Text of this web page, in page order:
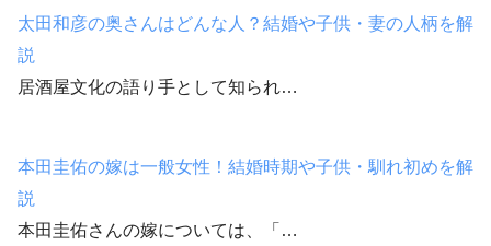
太田和彦の奥さんはどんな人？結婚や子供・妻の人柄を解
説
居酒屋文化の語り手として知られ…
本田圭佑の嫁は一般女性！結婚時期や子供・馴れ初めを解
説
本田圭佑さんの嫁については、「…